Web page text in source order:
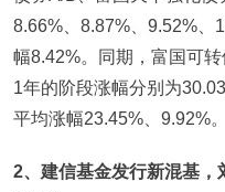
8.66%、8.87%、9.52%、
幅8.42%。同期，富国可
1年的阶段涨幅分别为
平均涨幅23.45%、9.92%。
2、建信基金发行新混基